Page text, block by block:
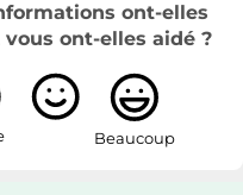
ont-elles
ont-elles aidé ?
Beaucoup